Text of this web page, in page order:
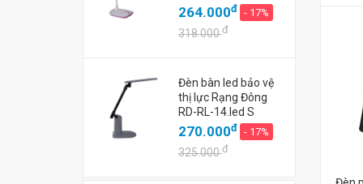
264.000đ - 17%
318.000đ
Đèn bàn led bảo vệ
thị lực Rạng Đông
RD-RL-14.led S
270.000đ - 17%
325.000đ